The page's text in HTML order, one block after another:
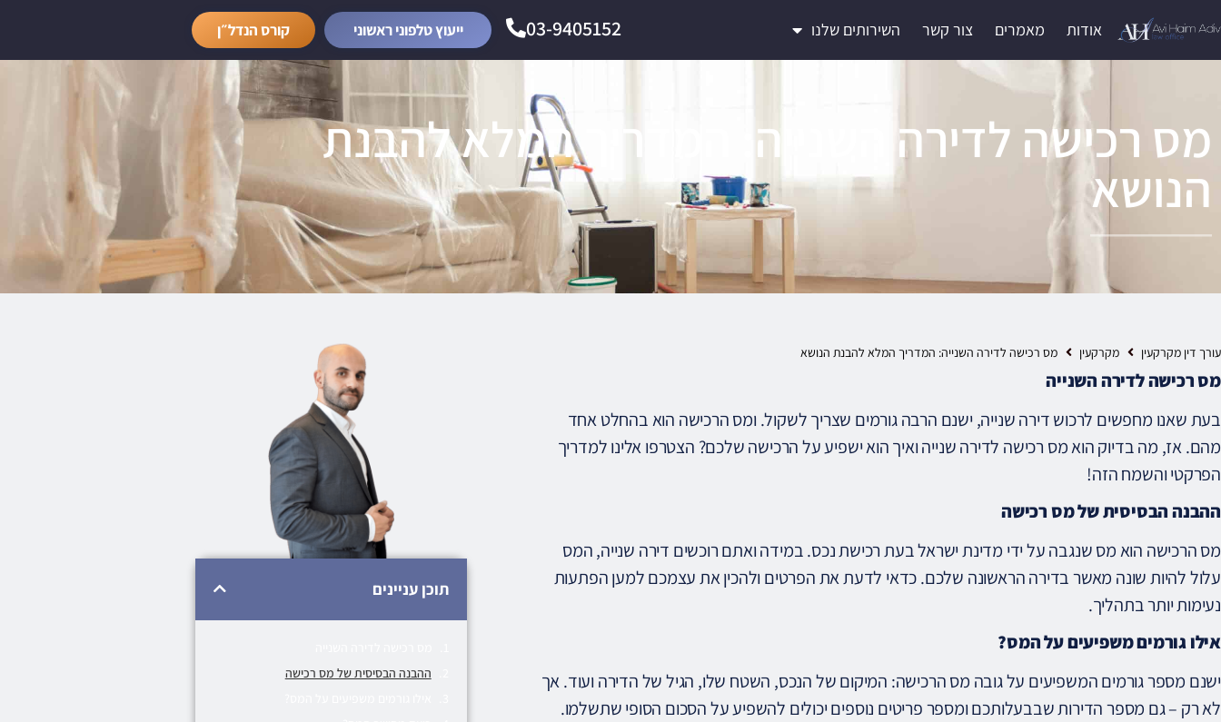
אודות מאמרים צור קשר השירותים שלנו 03-9405152 ייעוץ טלפוני ראשוני קורס הנדל״ן
מס רכישה לדירה השנייה: המדריך המלא להבנת
הנושא
עורך דין מקרקעין מקרקעין מס רכישה לדירה השנייה: המדריך המלא להבנת הנושא
מס רכישה לדירה השנייה
בעת שאנו מחפשים לרכוש דירה שנייה, ישנם הרבה גורמים שצריך לשקול. ומס הרכישה הוא בהחלט אחד
מהם. אז, מה בדיוק הוא מס רכישה לדירה שנייה ואיך הוא ישפיע על הרכישה שלכם? הצטרפו אלינו למדריך
הפרקטי והשמח הזה!
ההבנה הבסיסית של מס רכישה
מס הרכישה הוא מס שנגבה על ידי מדינת ישראל בעת רכישת נכס. במידה ואתם רוכשים דירה שנייה, המס
עלול להיות שונה מאשר בדירה הראשונה שלכם. כדאי לדעת את הפרטים ולהכין את עצמכם למען הפתעות
נעימות יותר בתהליך.
אילו גורמים משפיעים על המס?
ישנם מספר גורמים המשפיעים על גובה מס הרכישה: המיקום של הנכס, השטח שלו, הגיל של הדירה ועוד. אך
לא רק – גם מספר הדירות שבבעלותכם ומספר פריטים נוספים יכולים להשפיע על הסכום הסופי שתשלמו.
תוכן עניינים
ההבנה הבסיסית של מס רכישה